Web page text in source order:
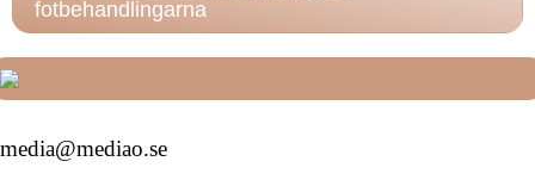
fotbehandlingarna
media@mediao.se